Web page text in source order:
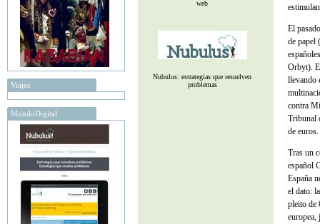
Viajes
MundoDigital
web
Nubulus: estrategias que resuelven
problemas
El
de papel
Orbyt).
llevando
contra
Tribunal
de euros.
Tras un
español
España
el dato:
pleito de
europea,